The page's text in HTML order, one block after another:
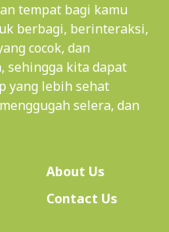
tempat bagi kamu
berbagi, berinteraksi,
cocok, dan
sehingga kita dapat
yang lebih sehat
selera, dan
About Us(current)
Contact Us